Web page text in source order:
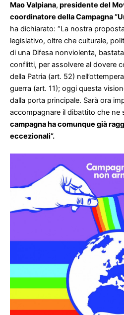
Mao Valpiana, presidente del
coordinatore della Campagna
ha dichiarato: “La nostra
legislativo, oltre che culturale,
di una Difesa nonviolenta,
conflitti, per assolvere al dovere
della Patria (art. 52)
guerra (art. 11); oggi questa
dalla porta principale. Sarà ora
accompagnare il dibattito che ne
campagna ha comunque già
eccezionali”.